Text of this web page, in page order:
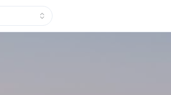
Nhấn để mở danh sách các